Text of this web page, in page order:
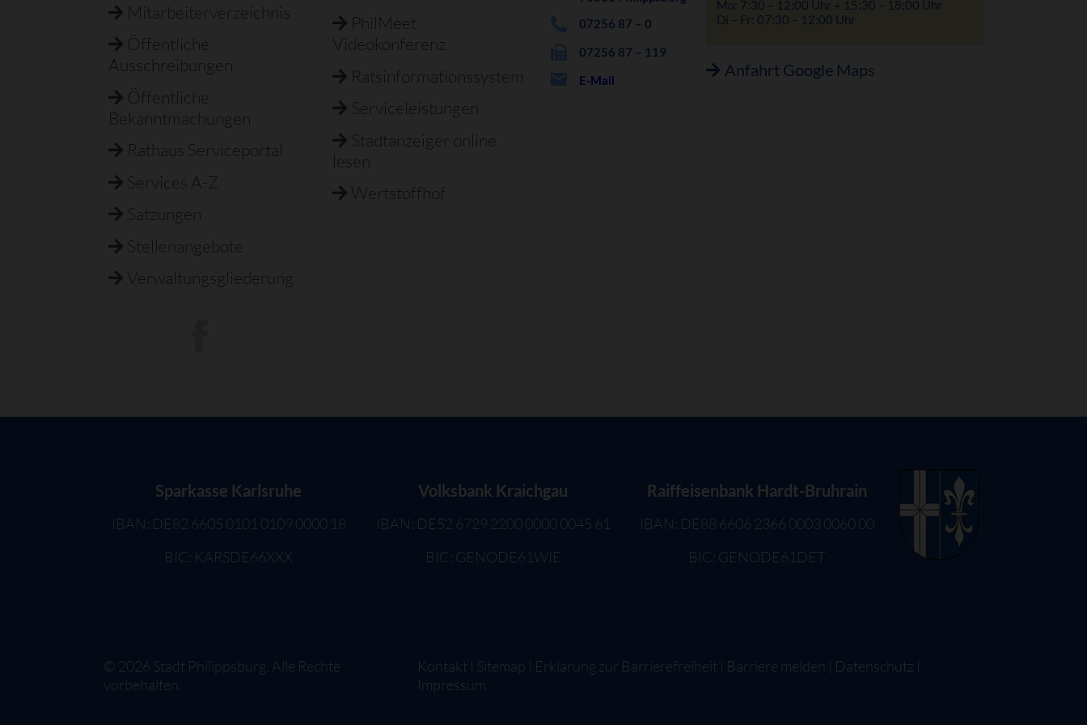
Mitarbeiterverzeichnis
Öffentliche
Ausschreibungen
Öffentliche
Bekanntmachungen
Rathaus Serviceportal
Services A-Z
Satzungen
Stellenangebote
Verwaltungsgliederung
PhilMeet
Videokonferenz
Ratsinformationssystem
Serviceleistungen
Stadtanzeiger online
lesen
Wertstoffhof
07256 87 – 0
07256 87 – 119
E-Mail
Mo: 7:30 – 12:00 Uhr + 15:30 – 18:00 Uhr
Di – Fr: 07:30 – 12:00 Uhr
Anfahrt Google Maps
Sparkasse Karlsruhe
IBAN: DE82 6605 0101 0109 0000 18
BIC: KARSDE66XXX
Volksbank Kraichgau
IBAN: DE52 6729 2200 0000 0045 61
BIC: GENODE61WIE
Raiffeisenbank Hardt-Bruhrain
IBAN: DE88 6606 2366 0003 0060 00
BIC: GENODE61DET
© 2026 Stadt Philippsburg. Alle Rechte
vorbehalten.
Kontakt I Sitemap Erklärung zur Barrierefreiheit Barriere melden Datenschutz I
Impressum